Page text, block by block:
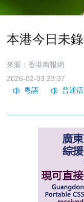
本港今日未
來源：香港商報網
2026-02-03 23:37